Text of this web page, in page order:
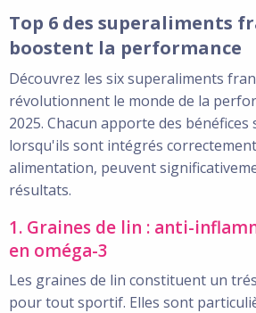
Top 6 des superaliments
boostent la performance
Découvrez les six superaliments
révolutionnent le monde de la
2025. Chacun apporte des bénéfices
lorsqu'ils sont intégrés
alimentation, peuvent
résultats.
1. Graines de lin : anti-
en oméga-3
Les graines de lin constituent un
pour tout sportif. Elles sont